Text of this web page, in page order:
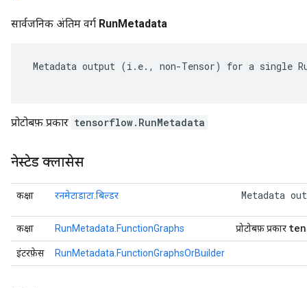
सार्वजनिक अंतिम वर्ग RunMetadata
Metadata output (i.e., non-Tensor) for a single
प्रोटोबफ़ प्रकार tensorflow.RunMetadata
नेस्टेड क्लासेस
कक्षा रनमेटाडाटा.बिल्डर Metadata
कक्षा RunMetadata.FunctionGraphs प्रोटोबफ़ प्रकार
इंटरफ़ेस RunMetadata.FunctionGraphsOrBuilder